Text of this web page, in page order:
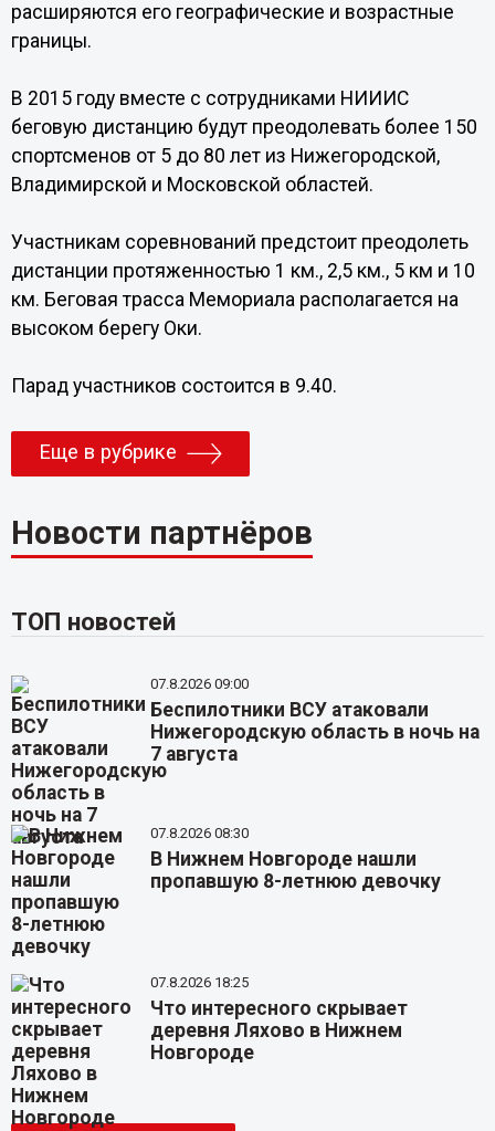
расширяются его географические и возрастные
границы.
В 2015 году вместе с сотрудниками НИИИС
беговую дистанцию будут преодолевать более 150
спортсменов от 5 до 80 лет из Нижегородской,
Владимирской и Московской областей.
Участникам соревнований предстоит преодолеть
дистанции протяженностью 1 км., 2,5 км., 5 км и 10
км. Беговая трасса Мемориала располагается на
высоком берегу Оки.
Парад участников состоится в 9.40.
Еще в рубрике
Новости партнёров
ТОП новостей
07.8.2026 09:00
Беспилотники ВСУ атаковали
Нижегородскую область в ночь на
7 августа
07.8.2026 08:30
В Нижнем Новгороде нашли
пропавшую 8-летнюю девочку
07.8.2026 18:25
Что интересного скрывает
деревня Ляхово в Нижнем
Новгороде